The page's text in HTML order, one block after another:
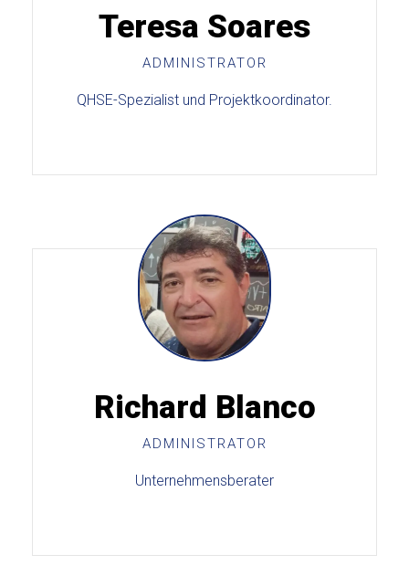
Teresa Soares
ADMINISTRATOR
QHSE-Spezialist und Projektkoordinator.
Richard Blanco
ADMINISTRATOR
Unternehmensberater